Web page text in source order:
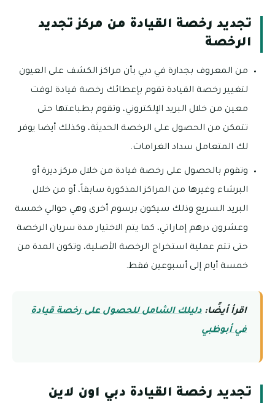
تجديد رخصة القيادة من مركز تجديد
الرخصة
من المعروف بجدارة في دبي بأن مراكز الكشف على العيون
لتغيير رخصة القيادة تقوم بإعطائك رخصة قيادة لوقت
معين من خلال البريد الإلكتروني، وتقوم بطباعتها حتى
تتمكن من الحصول على الرخصة الحديثة، وكذلك أيضا يوفر
لك المتعامل سداد الغرامات.
وتقوم بالحصول على رخصة قيادة من خلال مركز ديرة أو
البرشاء وغيرها من المراكز المذكورة سابقاً، أو من خلال
البريد السريع وذلك سيكون برسوم أخرى وهي حوالي خمسة
وعشرون درهم إماراتي، كما يتم الاختيار مدة سريان الرخصة
حتى تتم عملية استخراج الرخصة الأصلية، وتكون المدة من
خمسة أيام إلى أسبوعين فقط.
اقرأ أيضًا: دليلك الشامل للحصول على رخصة قيادة
في أبوظبي
تجديد رخصة القيادة دبي اون لاين